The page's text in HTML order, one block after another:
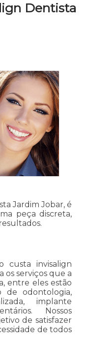
Dentista
Jardim Jobar, é
peça discreta,
invisalign
os serviços que a
entre eles estão
de odontologia,
implante
Nossos
de satisfazer
de todos